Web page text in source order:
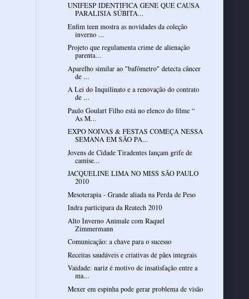
UNIFESP IDENTIFICA GENE QUE CAUSA
PARALISIA SÚBITA...
Enfim teen mostra as novidades da coleção
inverno ...
Projeto que regulamenta crime de alienação
parenta...
Aparelho similar ao "bafômetro" detecta câncer
de ...
A Lei do Inquilinato e a renovação do contrato
de ...
Paulo Goulart Filho está no elenco do filme “
As M...
EXPO NOIVAS & FESTAS COMEÇA NESSA
SEMANA EM SÃO PA...
Jovens de Cidade Tiradentes lançam grife de
camise...
JACQUELINE LIMA NO MISS SÃO PAULO
2010
Mesoterapia - Grande aliada na Perda de Peso
Indra participara da Reatech 2010
Alto Inverno Animale com Raquel
Zimmermann
Comunicação: a chave para o sucesso
Receitas saudáveis e criativas de pães integrais
Vaidade: nariz é motivo de insatisfação entre a
ma...
Mexer em espinha pode gerar problema de visão